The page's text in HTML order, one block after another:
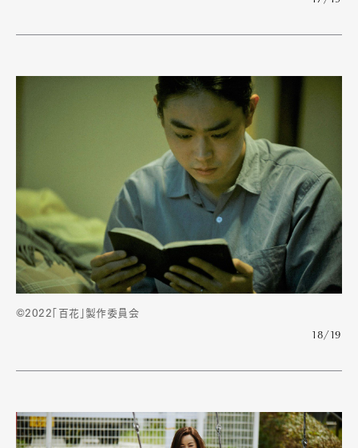
©2022「百花」製作委員会
18/19